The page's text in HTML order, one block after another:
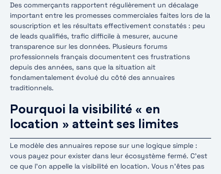
Des commerçants rapportent régulièrement un décalage
important entre les promesses commerciales faites lors de la
souscription et les résultats effectivement constatés : peu
de leads qualifiés, trafic difficile à mesurer, aucune
transparence sur les données. Plusieurs forums
professionnels français documentent ces frustrations
depuis des années, sans que la situation ait
fondamentalement évolué du côté des annuaires
traditionnels.
Pourquoi la visibilité « en
location » atteint ses limites
Le modèle des annuaires repose sur une logique simple :
vous payez pour exister dans leur écosystème fermé. C’est
ce que l’on appelle la visibilité en location. Vous n’êtes pas